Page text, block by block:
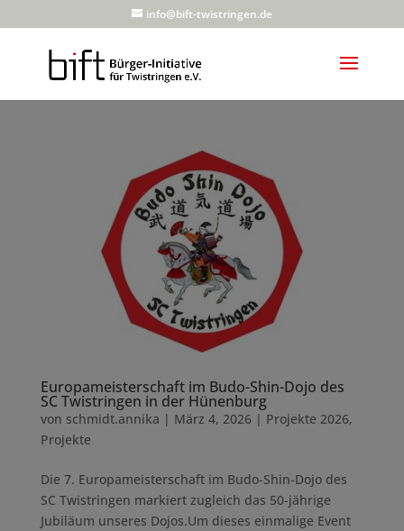
info@bift-twistringen.de
Europameisterschaft im Budo-Shin-Dojo des
SC Twistringen in der Hünenburg
von schmidt.annika | März 4, 2026| Projekte 2026,
Projekte
Die 7. Europameisterschaft im Budo-Shin-Dojo des
SC Twistringen markiert zugleich das 50-jährige
Jubiläum unseres Dojos.Um dieses einmalige Event